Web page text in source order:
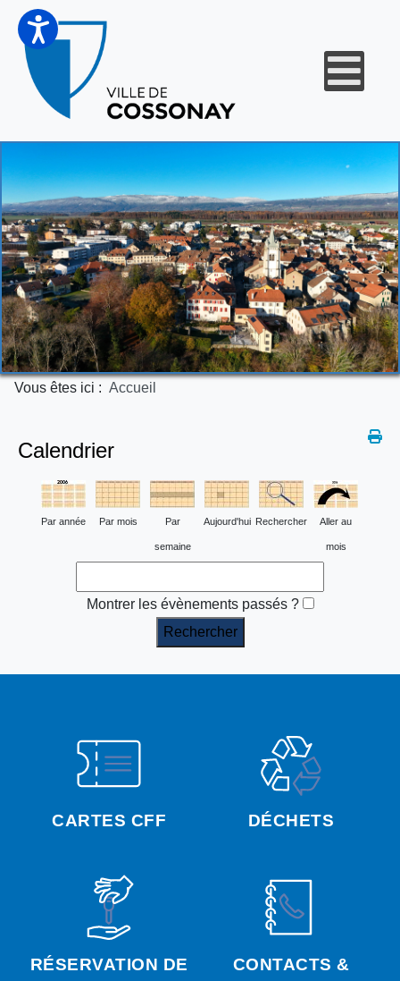
Vous êtes ici : Accueil
CARTES CFF DÉCHETS
RÉSERVATION DE
CONTACTS &
Calendrier
Par année Par mois Par
semaine
Aujourd'hui Rechercher Aller au
mois
Montrer les évènements passés ?